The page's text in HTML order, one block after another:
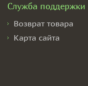
Служба поддержки
Возврат товара
Карта сайта